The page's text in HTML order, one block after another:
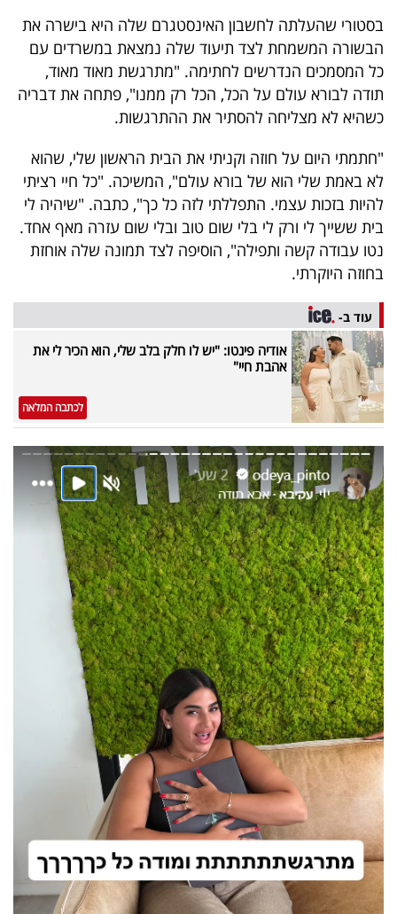
פודקאסט
40
UNDER
שיתופי
פעולה
דרושים
ניוזלטרים
מייל
אדום
פרסמו
באייס
עקבו
אחרינו:
בסטורי שהעלתה לחשבון האינסטגרם שלה היא בישרה את
הבשורה המשמחת לצד תיעוד שלה נמצאת במשרדים עם
כל המסמכים הנדרשים לחתימה. "מתרגשת מאוד מאוד,
תודה לבורא עולם על הכל, הכל רק ממנו", פתחה את דבריה
כשהיא לא מצליחה להסתיר את ההתרגשות.
"חתמתי היום על חוזה וקניתי את הבית הראשון שלי, שהוא
לא באמת שלי הוא של בורא עולם", המשיכה. "כל חיי רציתי
להיות בזכות עצמי. התפללתי לזה כל כך", כתבה. "שיהיה לי
בית ששייך לי ורק לי בלי שום טוב ובלי שום עזרה מאף אחד.
נטו עבודה קשה ותפילה", הוסיפה לצד תמונה שלה אוחזת
בחוזה היוקרתי.
עוד ב-
אודיה פינטו: "יש לו חלק בלב שלי, הוא הכיר לי את
אהבת חיי"
לכתבה המלאה